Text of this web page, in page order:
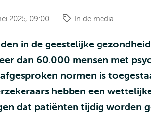
2025, 09:00 In de media
in de geestelijke
dan 60.000 mensen met
normen is
hebben een
dat patiënten tijdig worden